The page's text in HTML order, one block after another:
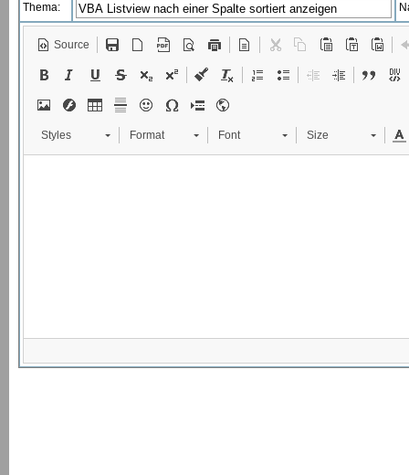
Thema:
Source
Styles Format Font Size